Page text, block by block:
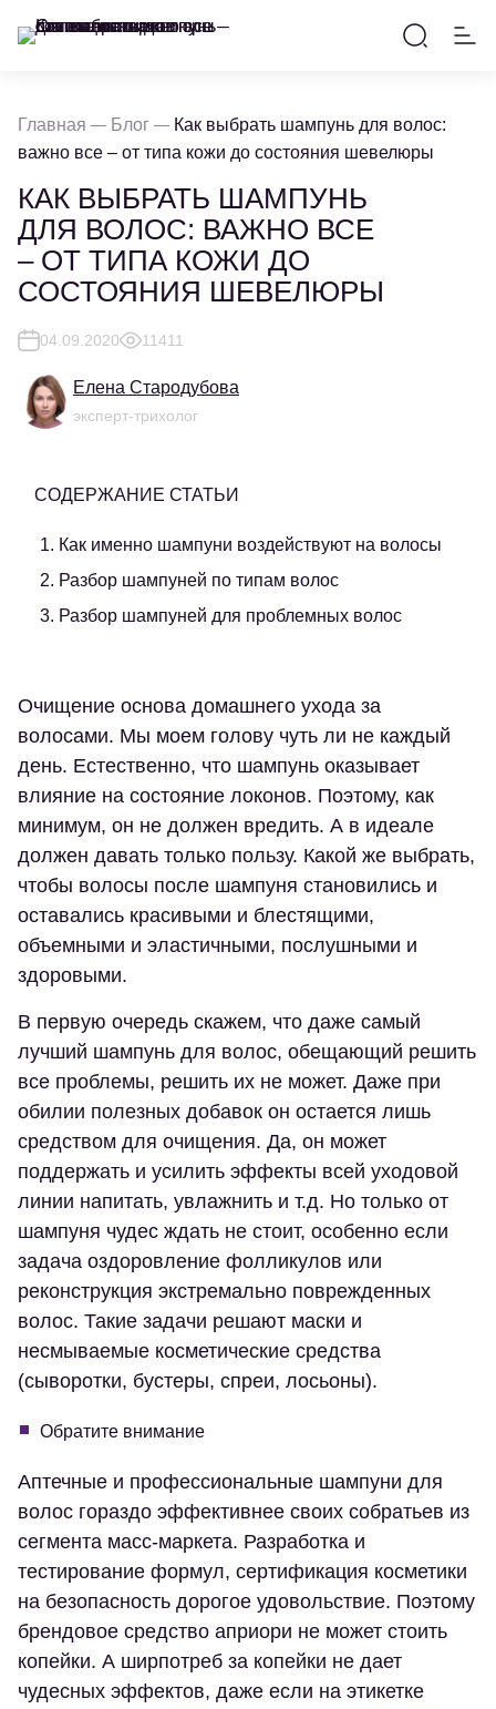
Главная Блог
Как выбрать шампунь для волос:
важно все – от типа кожи до состояния шевелюры
КАК ВЫБРАТЬ ШАМПУНЬ
ДЛЯ ВОЛОС: ВАЖНО ВСЕ
– ОТ ТИПА КОЖИ ДО
СОСТОЯНИЯ ШЕВЕЛЮРЫ
04.09.2020 11411
Елена Стародубова
эксперт-трихолог
СОДЕРЖАНИЕ СТАТЬИ
1. Как именно шампуни воздействуют на волосы
2. Разбор шампуней по типам волос
3. Разбор шампуней для проблемных волос
Очищение основа домашнего ухода за
волосами. Мы моем голову чуть ли не каждый
день. Естественно, что шампунь оказывает
влияние на состояние локонов. Поэтому, как
минимум, он не должен вредить. А в идеале
должен давать только пользу. Какой же выбрать,
чтобы волосы после шампуня становились и
оставались красивыми и блестящими,
объемными и эластичными, послушными и
здоровыми.
В первую очередь скажем, что даже самый
лучший шампунь для волос, обещающий решить
все проблемы, решить их не может. Даже при
обилии полезных добавок он остается лишь
средством для очищения. Да, он может
поддержать и усилить эффекты всей уходовой
линии напитать, увлажнить и т.д. Но только от
шампуня чудес ждать не стоит, особенно если
задача оздоровление фолликулов или
реконструкция экстремально поврежденных
волос. Такие задачи решают маски и
несмываемые косметические средства
(сыворотки, бустеры, спреи, лосьоны).
Обратите внимание
Аптечные и профессиональные шампуни для
волос гораздо эффективнее своих собратьев из
сегмента масс-маркета. Разработка и
тестирование формул, сертификация косметики
на безопасность дорогое удовольствие. Поэтому
брендовое средство априори не может стоить
копейки. А ширпотреб за копейки не дает
чудесных эффектов, даже если на этикетке